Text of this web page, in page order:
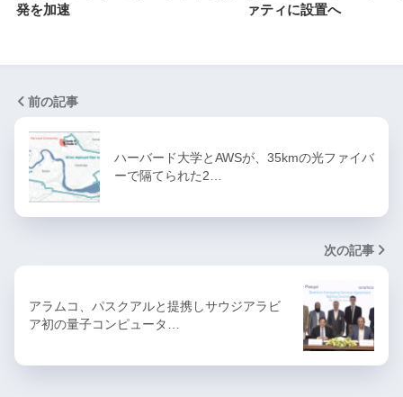
発を加速
ァティに設置へ
前の記事
ハーバード大学とAWSが、35kmの光ファイバ
ーで隔てられた2…
次の記事
アラムコ、パスクアルと提携しサウジアラビ
ア初の量子コンピュータ…